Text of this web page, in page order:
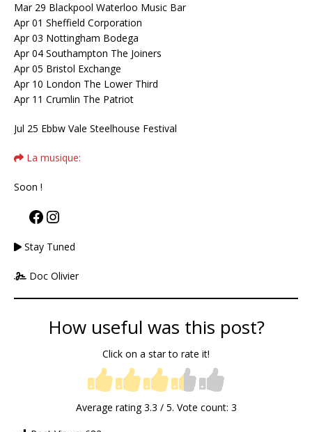
Mar 29 Blackpool Waterloo Music Bar
Apr 01 Sheffield Corporation
Apr 03 Nottingham Bodega
Apr 04 Southampton The Joiners
Apr 05 Bristol Exchange
Apr 10 London The Lower Third
Apr 11 Crumlin The Patriot
Jul 25 Ebbw Vale Steelhouse Festival
La musique:
Soon !
Stay Tuned
Doc Olivier
How useful was this post?
Click on a star to rate it!
Average rating3.3 / 5. Vote count: 3